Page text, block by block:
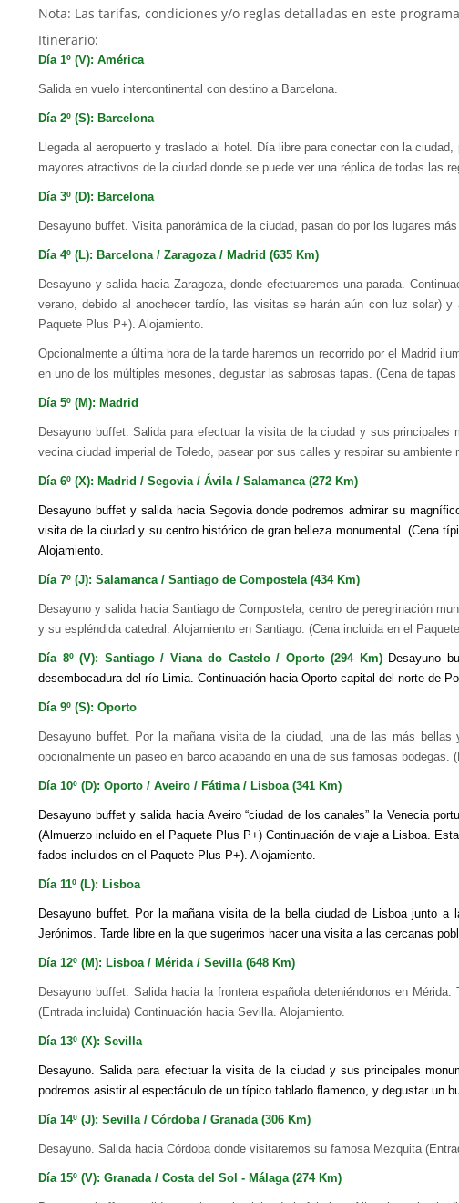
Nota: Las tarifas, condiciones y/o reglas detalladas en este
Itinerario:
Día 1º (V): América
Salida en vuelo intercontinental con destino a Barcelona.
Día 2º (S): Barcelona
Llegada al aeropuerto y traslado al hotel. Día libre para conectar con la
mayores atractivos de la ciudad donde se puede ver una réplica de todas las
Día 3º (D): Barcelona
Desayuno buffet. Visita panorámica de la ciudad, pasan do por los lugares
Día 4º (L): Barcelona / Zaragoza / Madrid (635 Km)
Desayuno y salida hacia Zaragoza, donde efectuaremos una parada.
verano, debido al anochecer tardío, las visitas se harán aún con luz solar)
Paquete Plus P+). Alojamiento.
Opcionalmente a última hora de la tarde haremos un recorrido por el Madrid
en uno de los múltiples mesones, degustar las sabrosas tapas. (Cena de
Día 5º (M): Madrid
Desayuno buffet. Salida para efectuar la visita de la ciudad y sus
vecina ciudad imperial de Toledo, pasear por sus calles y respirar su
Día 6º (X): Madrid / Segovia / Ávila / Salamanca (272 Km)
Desayuno buffet y salida hacia Segovia donde podremos admirar su
visita de la ciudad y su centro histórico de gran belleza monumental. (Cena
Alojamiento.
Día 7º (J): Salamanca / Santiago de Compostela (434 Km)
Desayuno y salida hacia Santiago de Compostela, centro de peregrinación
y su espléndida catedral. Alojamiento en Santiago. (Cena incluida en el
Día 8º (V): Santiago / Viana do Castelo / Oporto (294 Km)Desayuno
desembocadura del río Limia. Continuación hacia Oporto capital del norte de
Día 9º (S): Oporto
Desayuno buffet. Por la mañana visita de la ciudad, una de las más
opcionalmente un paseo en barco acabando en una de sus famosas bodegas.
Día 10º (D): Oporto / Aveiro / Fátima / Lisboa (341 Km)
Desayuno buffet y salida hacia Aveiro “ciudad de los canales” la Venecia
(Almuerzo incluido en el Paquete Plus P+) Continuación de viaje a Lisboa.
fados incluidos en el Paquete Plus P+). Alojamiento.
Día 11º (L): Lisboa
Desayuno buffet. Por la mañana visita de la bella ciudad de Lisboa junto
Jerónimos. Tarde libre en la que sugerimos hacer una visita a las cercanas
Día 12º (M): Lisboa / Mérida / Sevilla (648 Km)
Desayuno buffet. Salida hacia la frontera española deteniéndonos en
(Entrada incluida) Continuación hacia Sevilla. Alojamiento.
Día 13º (X): Sevilla
Desayuno. Salida para efectuar la visita de la ciudad y sus principales
podremos asistir al espectáculo de un típico tablado flamenco, y degustar un
Día 14º (J): Sevilla / Córdoba / Granada (306 Km)
Desayuno. Salida hacia Córdoba donde visitaremos su famosa Mezquita
Día 15º (V): Granada / Costa del Sol - Málaga (274 Km)